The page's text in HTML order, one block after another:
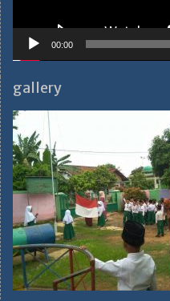
00:00
gallery